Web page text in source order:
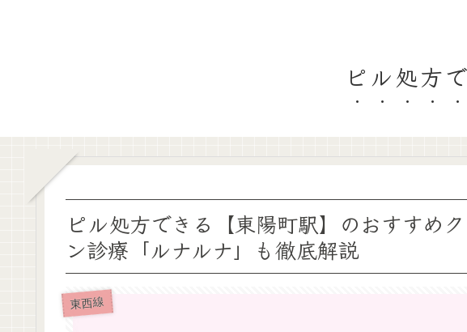
ピル処方
ピル処方できる【東陽町駅】のおすすめ
ン診療「ルナルナ」も徹底解説
東西線